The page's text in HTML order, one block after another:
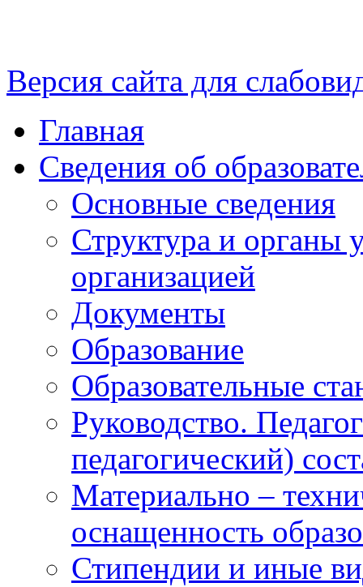
Версия сайта для
Главная
Сведения об
Основные сведения
Структура и органы
организацией
Документы
Образование
Образовательные
Руководство.
педагогический)
Материально –
оснащенность
Стипендии и иные